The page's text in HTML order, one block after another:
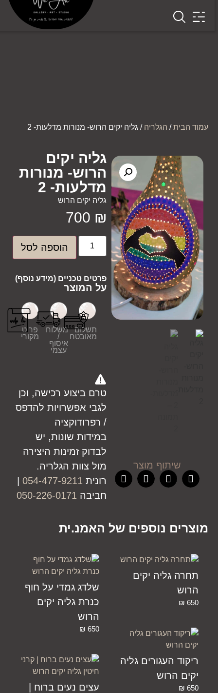
עמוד הבית/ הגלריה / גליה יקים הרוש- מנורות מדלעות- 2
שיתוף מוצר
גליה יקים
הרוש- מנורות
מדלעות- 2
גליה יקים הרוש
700 ₪
הוספה לסל
פרטים טכניים (מידע נוסף)
על המוצר
תשלום
מאובטח
משלוח
/
איסוף
עצמי
פריט
מקורי
טרם ביצוע רכישה, וכן
לגבי אפשרויות להדפס
/ רפרודוקציה
במידות שונות, יש
לבדוק זמינות היצירה
מול צוות הגלריה.
רונית 054-477-9211
|
חביבה 050-226-0171
מוצרים נוספים של האמנ.ית
תחרה גליה יקים
הרוש
650
₪
שלדג גמדי על חוף
כנרת גליה יקים
הרוש
650
₪
ריקוד העגורים גליה
יקים הרוש
650
₪
עצים נעים ברוח |